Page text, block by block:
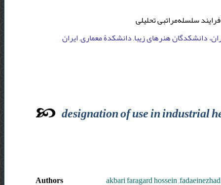
سلسله‌مراتبی تحلیلی
دانشکدگان هنرهای زیبا, دانشکدۀ معماری, ایران
designation of use in industrial
Authors akbari faragard hossein